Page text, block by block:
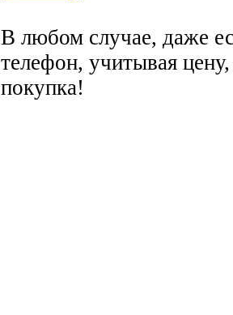
В любом случае, даже
телефон, учитывая
покупка!